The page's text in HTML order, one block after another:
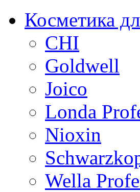
Косметика
CHI
Goldwell
Joico
Londa
Nioxin
Wella